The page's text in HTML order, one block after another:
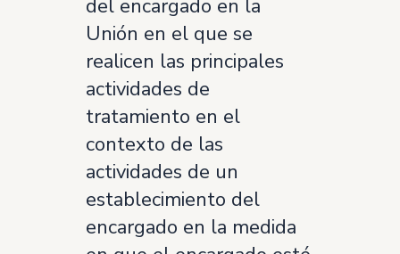
del encargado en la
Unión en el que se
realicen las principales
actividades de
tratamiento en el
contexto de las
actividades de un
establecimiento del
encargado en la medida